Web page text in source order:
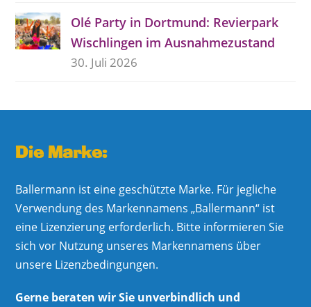
Olé Party in Dortmund: Revierpark
Wischlingen im Ausnahmezustand
30. Juli 2026
Die Marke:
Ballermann ist eine geschützte Marke. Für jegliche
Verwendung des Markennamens „Ballermann“ ist
eine Lizenzierung erforderlich. Bitte informieren Sie
sich vor Nutzung unseres Markennamens über
unsere Lizenzbedingungen.
Gerne beraten wir Sie unverbindlich und